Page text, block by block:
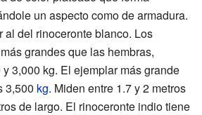
un aspecto como de armadura.
al del rinoceronte blanco. Los
grandes que las hembras,
3,000 kg. El ejemplar más grande
3,500 kg. Miden entre 1.7 y 2 metros
de largo. El rinoceronte indio tiene